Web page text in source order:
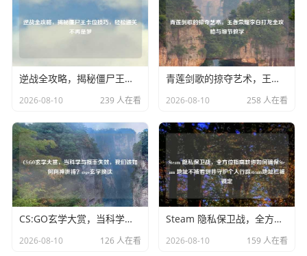
逆战全攻略，揭秘僵尸王卡位技巧，轻松通关不再是梦
2026-08-10 239 人在看
青莲剑歌的掠夺艺术，王者荣耀李白打龙全攻略与细节教学
2026-08-10 258 人在看
CS:GO玄学大赏，当科学与概率失效，我们该如何向神祈祷？csgo玄学换汰
2026-08-10 126 人在看
Steam 隐私保卫战，全方位指南教你如何确保Steam 地址不被看到并守护个人行踪steam地址栏被锁定
2026-08-10 159 人在看